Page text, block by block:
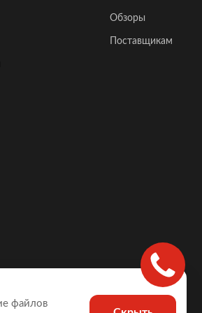
Обзоры
Поставщикам
файлов